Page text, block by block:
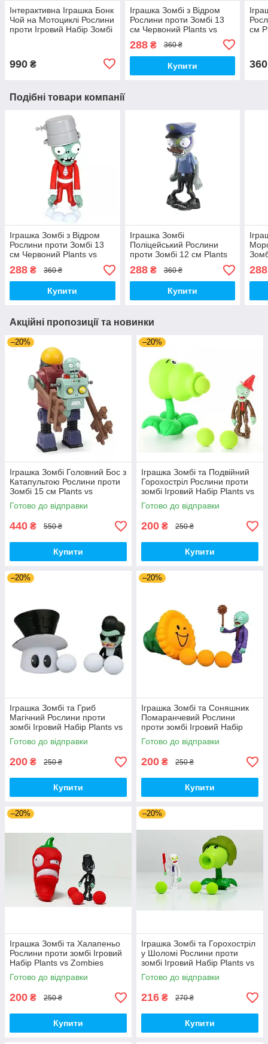
Інтерактивна Іграшка Бонк
Чой на Мотоциклі Рослини
проти Ігровий Набір Зомбі
990 ₴
Іграшка Зомбі з Відром
Рослини проти Зомбі 13
см Червоний Plants vs
288₴ 360 ₴
Купити
см
360
Подібні товари компанії
Іграшка Зомбі з Відром
Рослини проти Зомбі 13
см Червоний Plants vs
Zombies (00008)
288 ₴ 360 ₴
Купити
Іграшка Зомбі
Поліцейський Рослини
проти Зомбі 12 см Plants
vs Zombies (01003)
288₴ 360 ₴
Купити
288
Акційні пропозиції та новинки
–20%
Іграшка Зомбі Головний Бос з
Катапультою Рослини проти
Зомбі 15 см Plants vs
Zombies (00140)
Готово до відправки
440 ₴ 550 ₴
Купити
–20%
Іграшка Зомбі та Подвійний
Горохостріл Рослини проти
зомбі Ігровий Набір Plants vs
Zombies (00173)
Готово до відправки
200 ₴ 250 ₴
Купити
–20%
Іграшка Зомбі та Гриб
Магічний Рослини проти
зомбі Ігровий Набір Plants vs
Zombies (00179)
Готово до відправки
200 ₴ 250 ₴
Купити
–20%
Іграшка Зомбі та Соняшник
Помаранчевий Рослини
проти зомбі Ігровий Набір
Plants vs Zombies (00180)
Готово до відправки
200 ₴ 250 ₴
Купити
–20%
Іграшка Зомбі та Халапеньо
Рослини проти зомбі Ігровий
Набір Plants vs Zombies
(00226)
Готово до відправки
200 ₴ 250 ₴
Купити
–20%
Іграшка Зомбі та Горохостріл
у Шоломі Рослини проти
зомбі Ігровий Набір Plants vs
Zombies (00435)
Готово до відправки
216 ₴ 270 ₴
Купити